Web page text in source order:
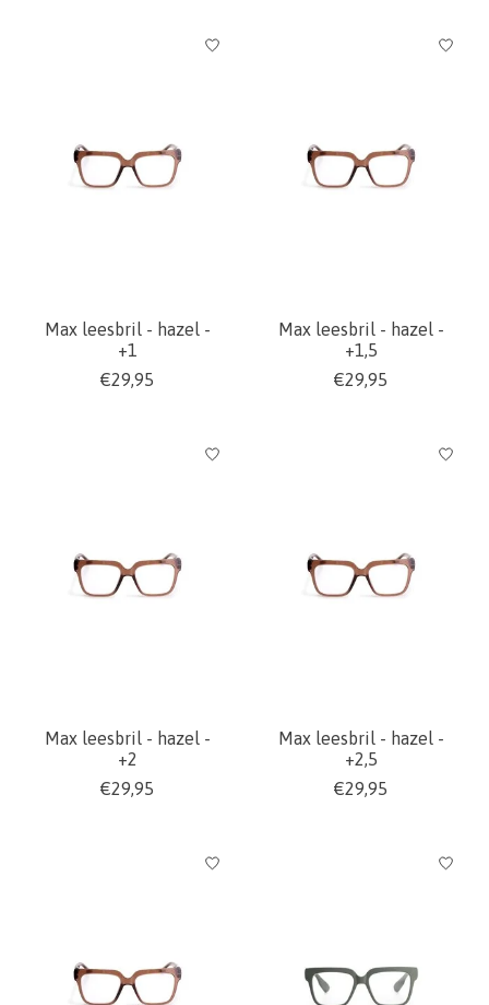
Max leesbril - hazel -
+1
€29,95
Max leesbril - hazel -
+1,5
€29,95
Max leesbril - hazel -
+2
€29,95
Max leesbril - hazel -
+2,5
€29,95